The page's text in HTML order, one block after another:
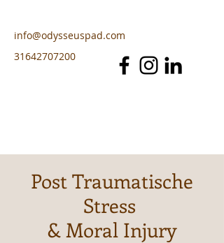
info@odysseuspad.com
31642707200
Post Traumatische
Stress
& Moral Injury